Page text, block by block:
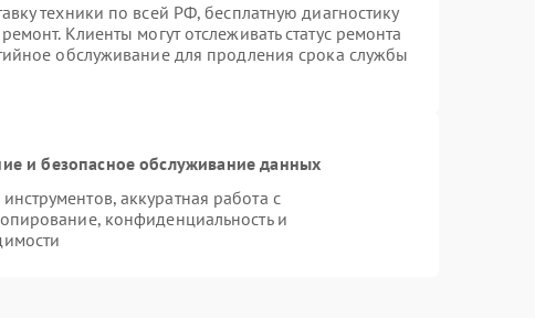
техники по всей РФ, бесплатную диагностику
Клиенты могут отслеживать статус ремонта
обслуживание для продления срока службы
и безопасное обслуживание данных
аккуратная работа с
конфиденциальность и